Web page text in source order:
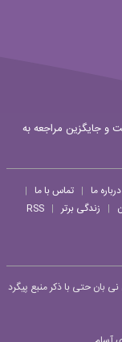
و جایگزین مراجعه به
درباره ما | تماس با ما |
| زندگی برتر |
RSS
بان حتی با ذکر منبع پیگرد